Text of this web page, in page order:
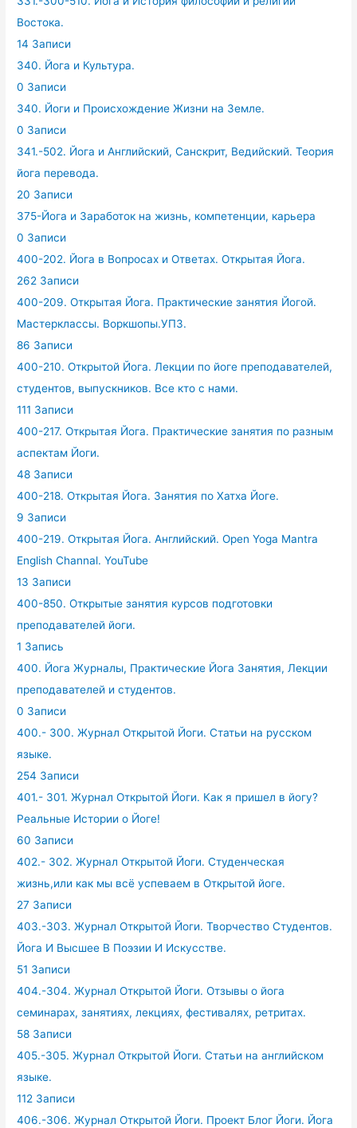
Востока.
14 Записи
340. Йога и Культура.
0 Записи
340. Йоги и Происхождение Жизни на Земле.
0 Записи
341.-502. Йога и Английский, Санскрит, Ведийский. Теория
йога перевода.
20 Записи
375-Йога и Заработок на жизнь, компетенции, карьера
0 Записи
400-202. Йога в Вопросах и Ответах. Открытая Йога.
262 Записи
400-209. Открытая Йога. Практические занятия Йогой.
Мастерклассы. Воркшопы.УПЗ.
86 Записи
400-210. Открытой Йога. Лекции по йоге преподавателей,
студентов, выпускников. Все кто с нами.
111 Записи
400-217. Открытая Йога. Практические занятия по разным
аспектам Йоги.
48 Записи
400-218. Открытая Йога. Занятия по Хатха Йоге.
9 Записи
400-219. Открытая Йога. Английский. Open Yoga Mantra
English Channal. YouTube
13 Записи
400-850. Открытые занятия курсов подготовки
преподавателей йоги.
1 Запись
400. Йога Журналы, Практические Йога Занятия, Лекции
преподавателей и студентов.
0 Записи
400.- 300. Журнал Открытой Йоги. Статьи на русском
языке.
254 Записи
401.- 301. Журнал Открытой Йоги. Как я пришел в йогу?
Реальные Истории о Йоге!
60 Записи
402.- 302. Журнал Открытой Йоги. Студенческая
жизнь,или как мы всё успеваем в Открытой йоге.
27 Записи
403.-303. Журнал Открытой Йоги. Творчество Студентов.
Йога И Высшее В Поэзии И Искусстве.
51 Записи
404.-304. Журнал Открытой Йоги. Отзывы о йога
семинарах, занятиях, лекциях, фестивалях, ретритах.
58 Записи
405.-305. Журнал Открытой Йоги. Статьи на английском
языке.
112 Записи
406.-306. Журнал Открытой Йоги. Проект Блог Йоги. Йога